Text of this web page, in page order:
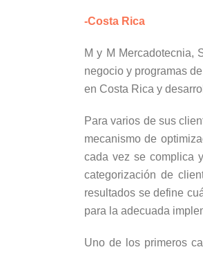
-Costa Rica
M y M Mercadotecnia,
negocio y programas
en Costa Rica y
Para varios de sus
mecanismo de
cada vez se complica
categorización de
resultados se define
para la adecuada
Uno de los primeros